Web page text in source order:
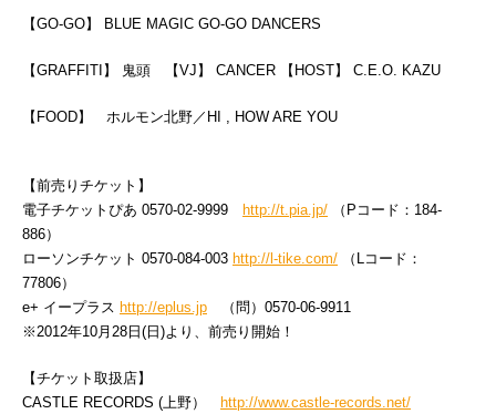
【GO-GO】 BLUE MAGIC GO-GO DANCERS
【GRAFFITI】 鬼頭 【VJ】 CANCER 【HOST】 C.E.O. KAZU
【FOOD】 ホルモン北野／HI , HOW ARE YOU
【前売りチケット】
電子チケットぴあ 0570-02-9999 http://t.pia.jp/ （Pコード：184-
886）
ローソンチケット 0570-084-003 http://l-tike.com/ （Lコード：
77806）
e+ イープラス http://eplus.jp （問）0570-06-9911
※2012年10月28日(日)より、前売り開始！
【チケット取扱店】
CASTLE RECORDS (上野） http://www.castle-records.net/